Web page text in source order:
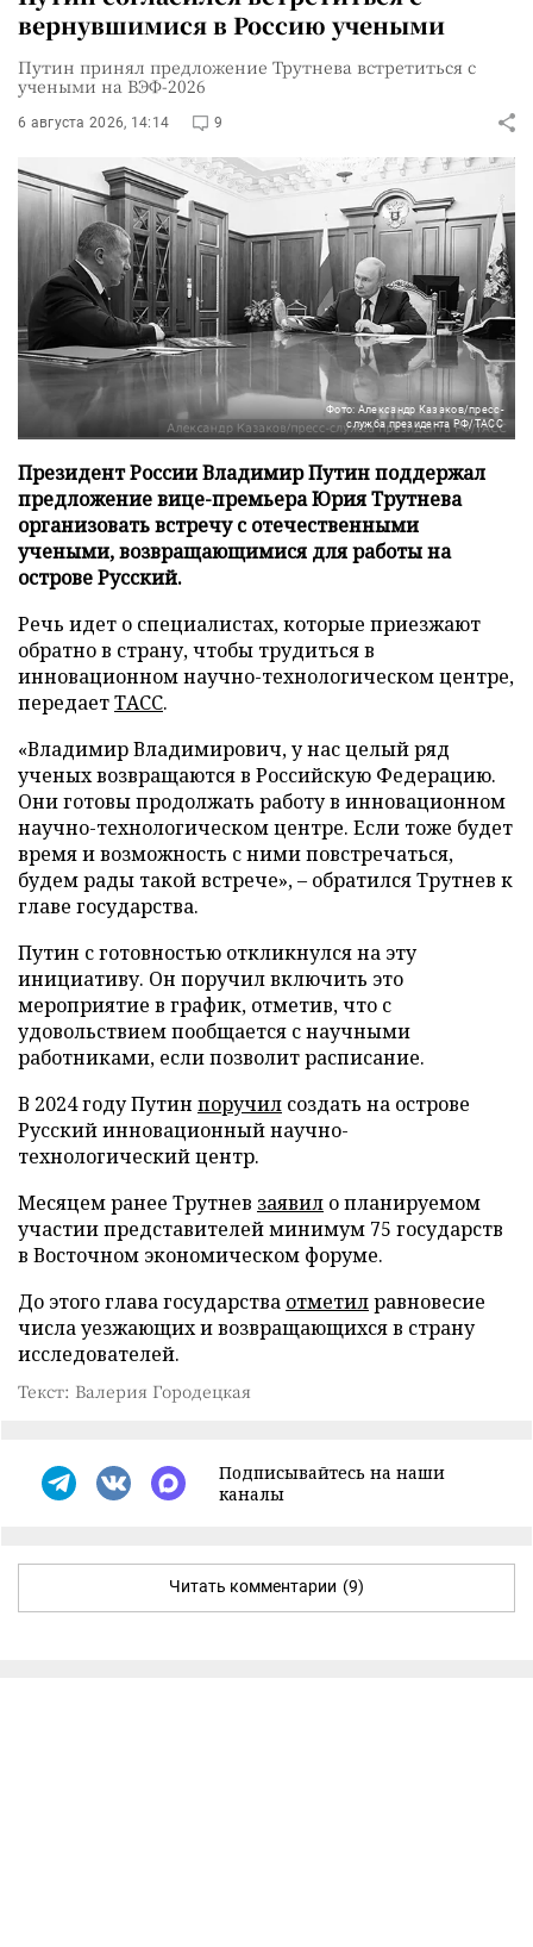
вернувшимися в Россию учеными
Путин принял предложение Трутнева встретиться с
учеными на ВЭФ-2026
6 августа 2026, 14:14 9
Фото: Александр Казаков/пресс-
служба президента РФ/ТАСС
Президент России Владимир Путин поддержал
предложение вице-премьера Юрия Трутнева
организовать встречу с отечественными
учеными, возвращающимися для работы на
острове Русский.
Речь идет о специалистах, которые приезжают
обратно в страну, чтобы трудиться в
инновационном научно-технологическом центре,
передаетТАСС.
«Владимир Владимирович, у нас целый ряд
ученых возвращаются в Российскую Федерацию.
Они готовы продолжать работу в инновационном
научно-технологическом центре. Если тоже будет
время и возможность с ними повстречаться,
будем рады такой встрече», – обратился Трутнев к
главе государства.
Путин с готовностью откликнулся на эту
инициативу. Он поручил включить это
мероприятие в график, отметив, что с
удовольствием пообщается с научными
работниками, если позволит расписание.
В 2024 году Путин поручил создать на острове
Русский инновационный научно-
технологический центр.
Месяцем ранее Трутнев заявил о планируемом
участии представителей минимум 75 государств
в Восточном экономическом форуме.
До этого глава государства отметилравновесие
числа уезжающих и возвращающихся в страну
исследователей.
Текст: Валерия Городецкая
Подписывайтесь на наши
каналы
Читать комментарии (9)